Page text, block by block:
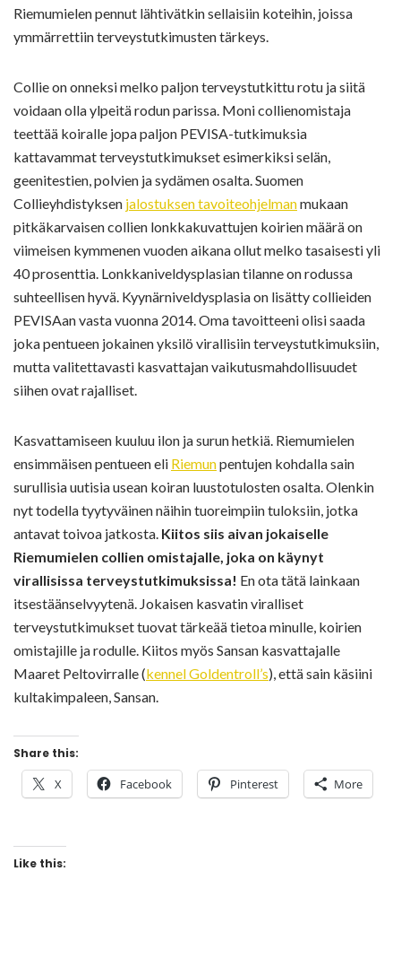
Riemumielen pennut lähtivätkin sellaisiin koteihin, joissa
ymmärrettiin terveystutkimusten tärkeys.
Collie on onneksi melko paljon terveystutkittu rotu ja siitä
voidaan olla ylpeitä rodun parissa. Moni collienomistaja
teettää koiralle jopa paljon PEVISA-tutkimuksia
kattavammat terveystutkimukset esimerkiksi selän,
geenitestien, polvien ja sydämen osalta. Suomen
Collieyhdistyksen jalostuksen tavoiteohjelmanmukaan
pitkäkarvaisen collien lonkkakuvattujen koirien määrä on
viimeisen kymmenen vuoden aikana ollut melko tasaisesti yli
40 prosenttia. Lonkkaniveldysplasian tilanne on rodussa
suhteellisen hyvä. Kyynärniveldysplasia on lisätty collieiden
PEVISAan vasta vuonna 2014. Oma tavoitteeni olisi saada
joka pentueen jokainen yksilö virallisiin terveystutkimuksiin,
mutta valitettavasti kasvattajan vaikutusmahdollisuudet
siihen ovat rajalliset.
Kasvattamiseen kuuluu ilon ja surun hetkiä. Riemumielen
ensimmäisen pentueen eli Riemunpentujen kohdalla sain
surullisia uutisia usean koiran luustotulosten osalta. Olenkin
nyt todella tyytyväinen näihin tuoreimpiin tuloksiin, jotka
antavat toivoa jatkosta. Kiitos siis aivan jokaiselle
Riemumielen collien omistajalle, joka on käynyt
virallisissa terveystutkimuksissa! En ota tätä lainkaan
itsestäänselvyytenä. Jokaisen kasvatin viralliset
terveystutkimukset tuovat tärkeää tietoa minulle, koirien
omistajille ja rodulle. Kiitos myös Sansan kasvattajalle
Maaret Peltovirralle (kennel Goldentroll’s), että sain käsiini
kultakimpaleen, Sansan.
Share this:
X Facebook Pinterest More
Like this: